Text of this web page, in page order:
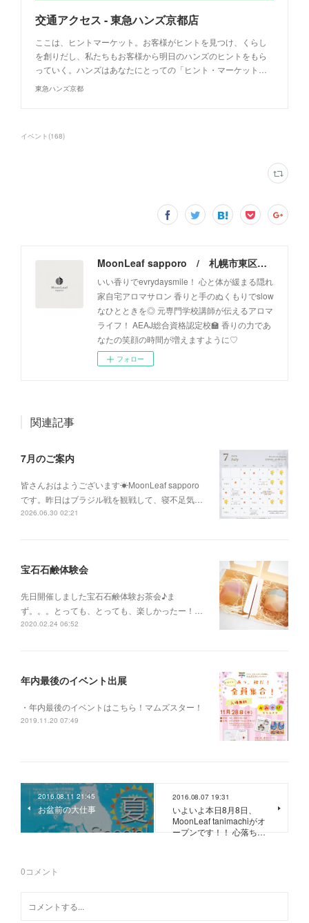
交通アクセス - 東急ハンズ京都店
ここは、ヒントマーケット。お客様がヒントを見つけ、くらし
を創りだし、私たちもお客様から明日のハンズのヒントをもら
っていく。ハンズはあなたにとっての「ヒント・マーケット…
東急ハンズ京都
イベント (168)
MoonLeaf sapporo / 札幌市東区の100種類以上の香りが楽しめるアロマスクール＆トリートメントサロン
いい香りでevrydaysmile！ 心と体が緩まる隠れ
家自宅アロマサロン 香りと手のぬくもりでslow
なひとときを◎ 元専門学校講師が伝えるアロマ
ライフ！ AEAJ総合資格認定校🏫 香りの力であ
なたの笑顔の時間が増えますように♡
フォロー
関連記事
7月のご案内
皆さんおはようございます☀MoonLeaf sapporo
です。昨日はブラジル戦を観戦して、寝不足気…
2026.06.30 02:21
宝石石鹸体験会
先日開催しました宝石石鹸体験お茶会♪ま
ず。。。とっても、とっても、楽しかったー！…
2020.02.24 06:52
年内最後のイベント出展
・年内最後のイベントはこちら！マムズスター！
2019.11.20 07:49
2016.08.11 21:45
お盆前の大仕事
2016.08.07 19:31
いよいよ本日8月8日、
MoonLeaf tanimachiがオ
ープンです！！ 心落ち…
0コメント